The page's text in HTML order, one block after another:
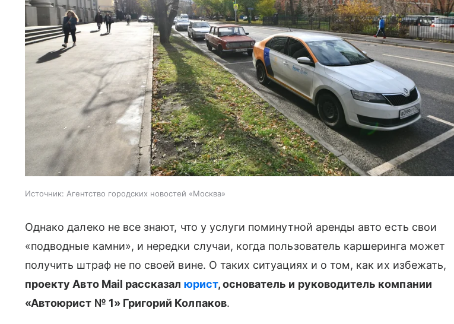
Источник: Агентство городских новостей «Москва»
Однако далеко не все знают, что у услуги поминутной аренды авто есть свои
«подводные камни», и нередки случаи, когда пользователь каршеринга может
получить штраф не по своей вине. О таких ситуациях и о том, как их избежать,
проекту Авто Mail рассказал юрист, основатель и руководитель компании
«Автоюрист № 1» Григорий Колпаков.